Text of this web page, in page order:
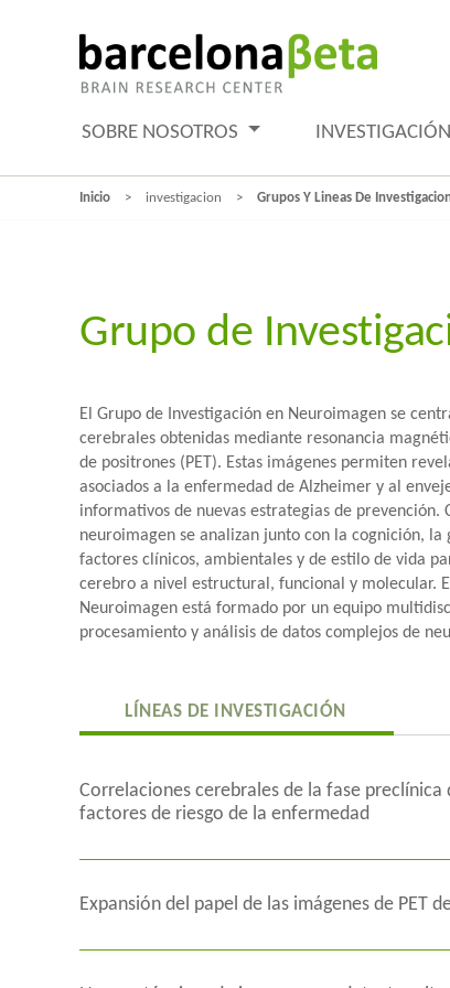
SOBRE NOSOTROS INVESTIGACIÓN
Inicio investigacion Grupos Y Lineas De
Grupo de
El Grupo de Investigación en Neuroimagen se
cerebrales obtenidas mediante resonancia
de positrones (PET). Estas imágenes permiten
asociados a la enfermedad de Alzheimer y al
informativos de nuevas estrategias de prevención.
neuroimagen se analizan junto con la cognición,
factores clínicos, ambientales y de estilo de vida
cerebro a nivel estructural, funcional y molecular.
Neuroimagen está formado por un equipo
procesamiento y análisis de datos complejos de
LÍNEAS DE INVESTIGACIÓN
Correlaciones cerebrales de la fase preclínica
factores de riesgo de la enfermedad
en la fase preclínica del Alzheimer. Así, los
de los primeros cambios patológicos cerebrales.
Expansión del papel de las imágenes de PET